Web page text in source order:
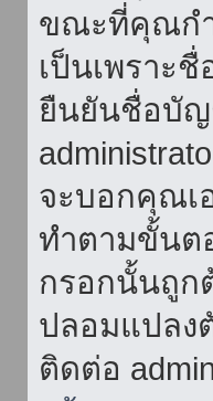
ขณะที่คุณก
เป็นเพราะ
ยืนยันชื่อบัญ
จะบอกคุณเ
ทำตามขั้นต
กรอกนั้นถูก
ปลอมแปลง
ติดต่อ